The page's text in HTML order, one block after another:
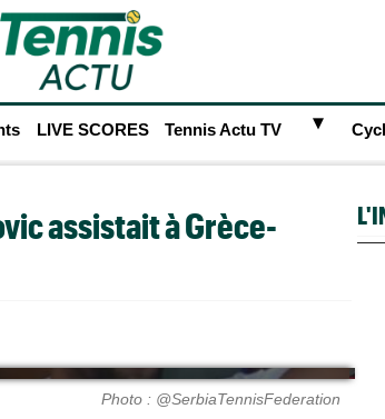
LIVE SCORES Tennis Actu TV ►
assistait à Grèce-
Photo : @SerbiaTennisFederation